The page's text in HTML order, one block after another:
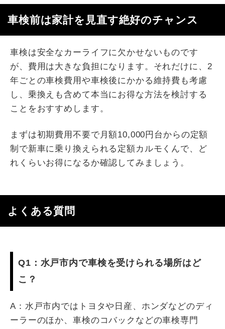
車検前は家計を見直す絶好のチャンス
車検は安全なカーライフに欠かせないものです
が、費用は大きな負担になります。それだけに、2
年ごとの車検費用や車検後にかかる維持費も考慮
し、乗換えも含めて本当にお得な方法を検討する
ことをおすすめします。
まずは初期費用不要で月額10,000円台からの定額
制で新車に乗り換えられる定額カルモくんで、ど
れくらいお得になるか確認してみましょう。
よくある質問
Q1：水戸市内で車検を受けられる場所はど
こ？
A：水戸市内ではトヨタや日産、ホンダなどのディ
ーラーのほか、車検のコバックなどの車検専門